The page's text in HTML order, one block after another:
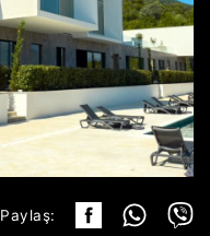
AYRINTILAR
Paylaş: